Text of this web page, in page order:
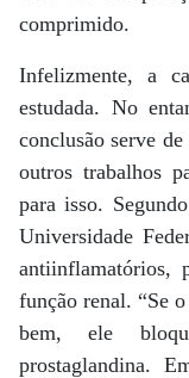
comprimido.
Infelizmente, a
estudada. No
conclusão serve
outros trabalhos
para isso.
Universidade
antiinflamatórios,
função renal. “Se
bem, ele
prostaglandina.